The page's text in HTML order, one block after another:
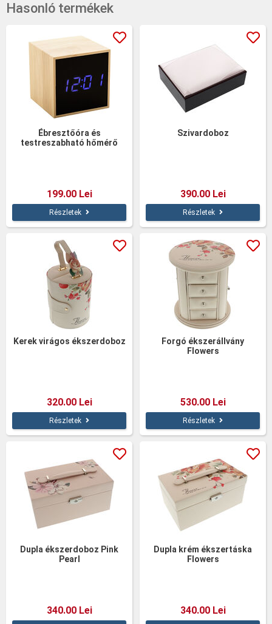
Hasonló termékek
Ébresztőóra és
testreszabható hőmérő
199.00 Lei
Részletek
Szivardoboz
390.00 Lei
Részletek
Kerek virágos ékszerdoboz
320.00 Lei
Részletek
Forgó ékszerállvány
Flowers
530.00 Lei
Részletek
Dupla ékszerdoboz Pink
Pearl
340.00 Lei
Dupla krém ékszertáska
Flowers
340.00 Lei